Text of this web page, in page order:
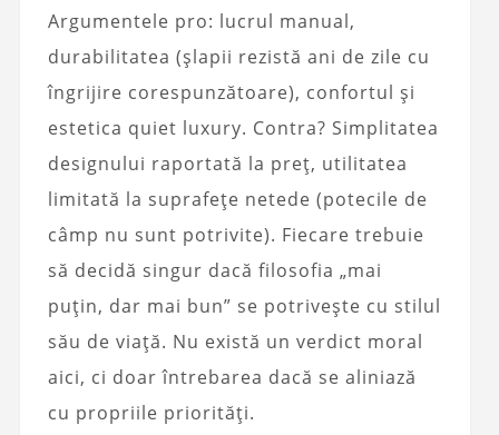
Argumentele pro: lucrul manual,
durabilitatea (șlapii rezistă ani de zile cu
îngrijire corespunzătoare), confortul și
estetica quiet luxury. Contra? Simplitatea
designului raportată la preț, utilitatea
limitată la suprafețe netede (potecile de
câmp nu sunt potrivite). Fiecare trebuie
să decidă singur dacă filosofia „mai
puțin, dar mai bun” se potrivește cu stilul
său de viață. Nu există un verdict moral
aici, ci doar întrebarea dacă se aliniază
cu propriile priorități.